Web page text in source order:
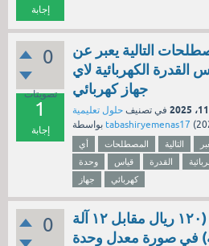
إجابة
0
تصويتات
1
إجابة
التالية يعبر عن
القدرة الكهربائية لاي
جهاز كهربائي
في تصنيف حلول تعليمية
tabashiryemenas17 (
أي المصطلحات التالية
وحدة
قياس القدرة
جهاز
كهربائي
0
المعدل (١٢٠ ريال مقابل ١٢ آلة
في صورة معدل وحدة